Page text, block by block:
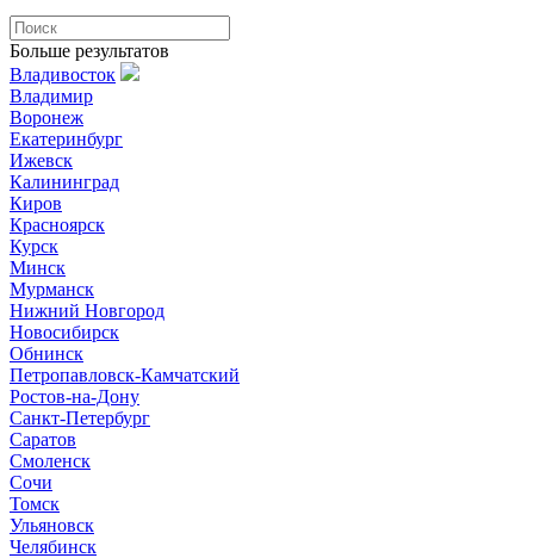
Больше результатов
Владивосток
Владимир
Воронеж
Екатеринбург
Ижевск
Калининград
Киров
Красноярск
Курск
Минск
Мурманск
Нижний Новгород
Новосибирск
Обнинск
Петропавловск-Камчатский
Ростов-на-Дону
Санкт-Петербург
Саратов
Смоленск
Сочи
Томск
Ульяновск
Челябинск